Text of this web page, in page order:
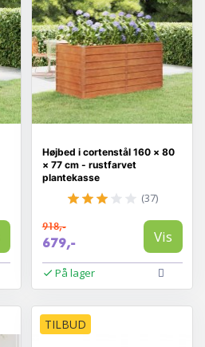
Højbed i cortenstål 160 × 80
× 77 cm - rustfarvet
plantekasse
(37)
918,-
679,- Vis
På lager
TILBUD